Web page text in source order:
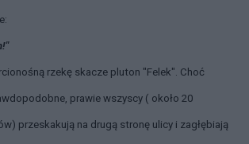
rzekę skacze pluton "Felek". Choć
prawie wszyscy ( około 20
przeskakują na drugą stronę ulicy i zagłębiają